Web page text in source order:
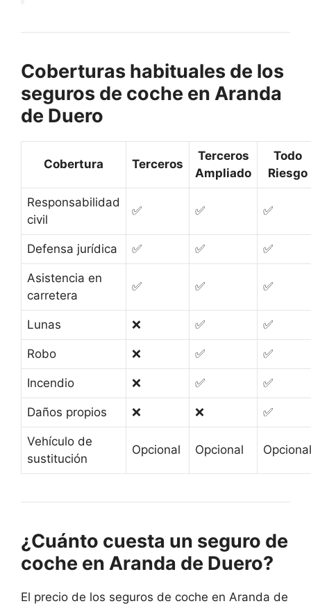
Coberturas habituales de los
seguros de coche en Aranda
de Duero
Cobertura Terceros
Terceros
Ampliado
Todo
Riesgo
Responsabilidad
civil
✅ ✅ ✅
Defensa jurídica ✅ ✅ ✅
Asistencia en
carretera
✅ ✅ ✅
Lunas ❌ ✅ ✅
Robo ❌ ✅ ✅
Incendio ❌ ✅ ✅
Daños propios ❌ ❌ ✅
Vehículo de
sustitución
Opcional Opcional Opcional
¿Cuánto cuesta un seguro de
coche en Aranda de Duero?
El precio de los seguros de coche en Aranda de